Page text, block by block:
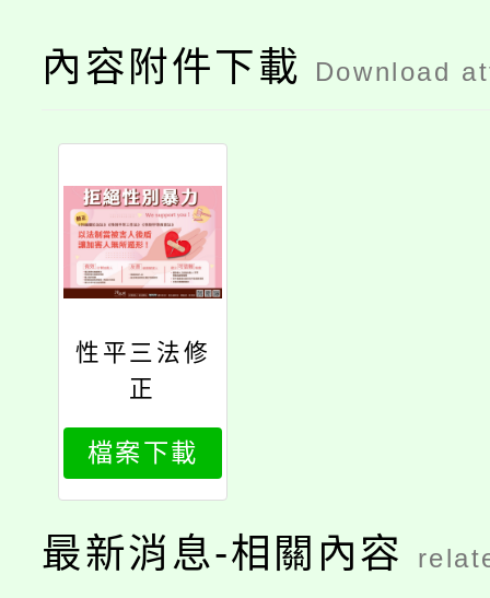
內容附件下載 Download
性平三法修
正
檔案下載
最新消息-相關內容